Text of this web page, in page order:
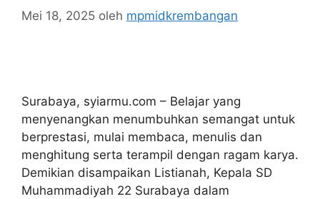
Mei 18, 2025 oleh mpmidkrembangan
Surabaya, syiarmu.com – Belajar yang
menyenangkan menumbuhkan semangat untuk
berprestasi, mulai membaca, menulis dan
menghitung serta terampil dengan ragam karya.
Demikian disampaikan Listianah, Kepala SD
Muhammadiyah 22 Surabaya dalam